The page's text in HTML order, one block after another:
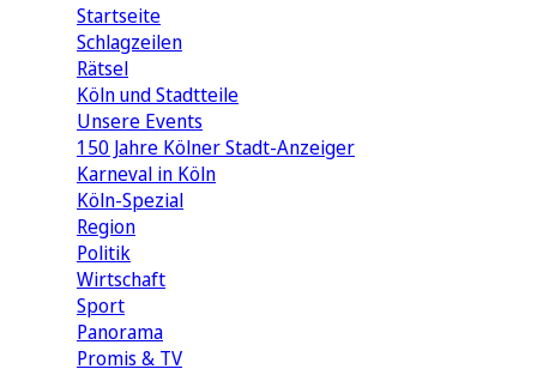
Startseite
Schlagzeilen
Rätsel
Köln und Stadtteile
Unsere Events
150 Jahre Kölner Stadt-Anzeiger
Karneval in Köln
Köln-Spezial
Region
Politik
Wirtschaft
Sport
Panorama
Promis & TV